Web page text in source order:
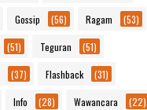
Gossip (56) Ragam (53)
(51) Teguran (51)
(37) Flashback (31)
Info (28) Wawancara (22)